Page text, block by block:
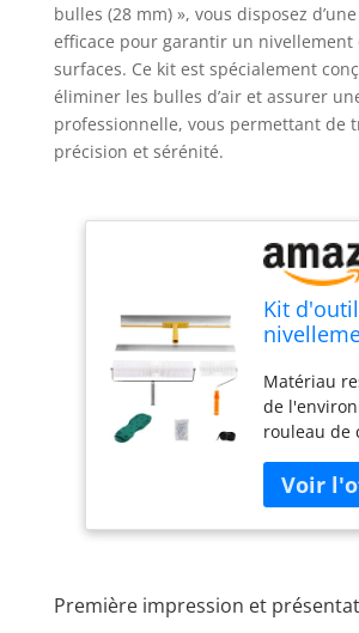
bulles (28 mm) », vous disposez
efficace pour garantir un nivellement
surfaces. Ce kit est spécialement
éliminer les bulles d’air et assurer
professionnelle, vous permettant de
précision et sérénité.
Kit
ciment
pointes
pour
bulles
Matériau
de
rouleau de
auto-
fabriqué en
PE,
une haute
Première impression et